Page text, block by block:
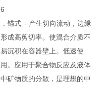
6
．锚式---产生切向流动，边缘
形成高剪切率。使混合介质不
易沉积在容器壁上。低速使
用。应用于聚合物反应及液体
中矿物质的分散，是理想的中